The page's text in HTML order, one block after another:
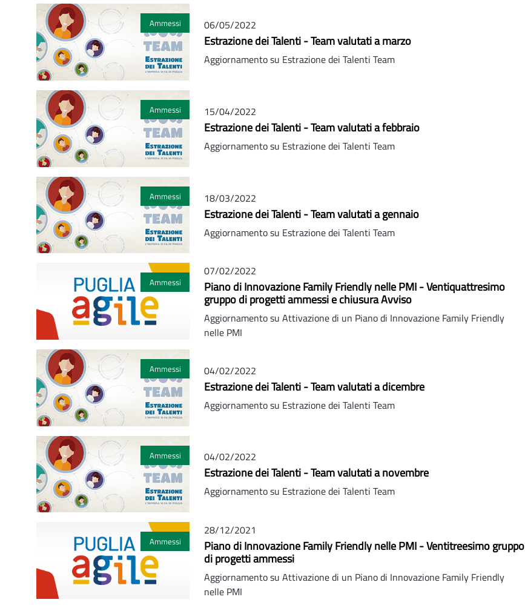
Ammessi 06/05/2022
Estrazione dei Talenti - Team valutati a marzo
Aggiornamento su Estrazione dei Talenti Team
Ammessi 15/04/2022
Estrazione dei Talenti - Team valutati a febbraio
Aggiornamento su Estrazione dei Talenti Team
Ammessi 18/03/2022
Estrazione dei Talenti - Team valutati a gennaio
Aggiornamento su Estrazione dei Talenti Team
Ammessi
07/02/2022
Piano di Innovazione Family Friendly nelle PMI - Ventiquattresimo
gruppo di progetti ammessi e chiusura Avviso
Aggiornamento su Attivazione di un Piano di Innovazione Family Friendly
nelle PMI
Ammessi 04/02/2022
Estrazione dei Talenti - Team valutati a dicembre
Aggiornamento su Estrazione dei Talenti Team
Ammessi 04/02/2022
Estrazione dei Talenti - Team valutati a novembre
Aggiornamento su Estrazione dei Talenti Team
Ammessi
28/12/2021
Piano di Innovazione Family Friendly nelle PMI - Ventitreesimo gruppo
di progetti ammessi
Aggiornamento su Attivazione di un Piano di Innovazione Family Friendly
nelle PMI